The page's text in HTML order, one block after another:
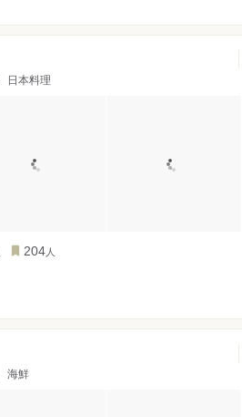
日本料理
204 人
海鮮